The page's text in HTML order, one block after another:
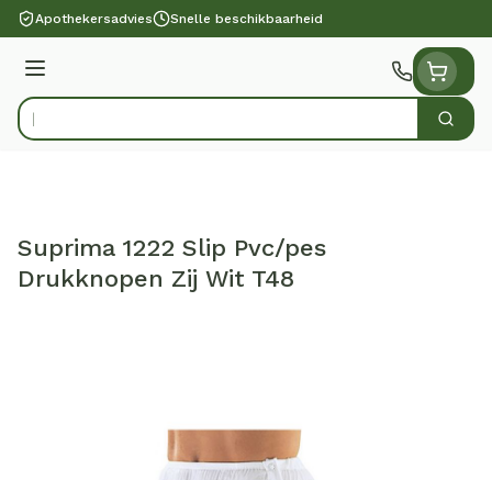
Ga naar de inhoud
Apothekersadvies Snelle beschikbaarheid
Menu
Product, merk, categorie... Zoek
Suprima 1222 Slip Pvc/pes
Drukknopen Zij Wit T48